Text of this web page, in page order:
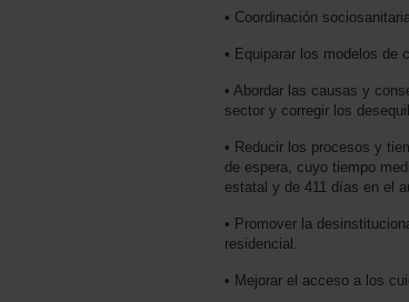
• Coordinación
• Equiparar los modelos de
• Abordar las causas y
sector y corregir los
• Reducir los procesos y
de espera, cuyo tiempo
estatal y de 411 días en el
• Promover la
residencial.
• Mejorar el acceso a los